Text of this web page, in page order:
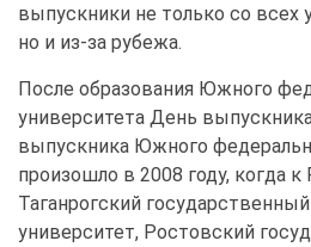
выпускники не только со всех
но и из-за рубежа.
После образования Южного
университета День
выпускника Южного
произошло в 2008 году, когда
Таганрогский
университет, Ростовский